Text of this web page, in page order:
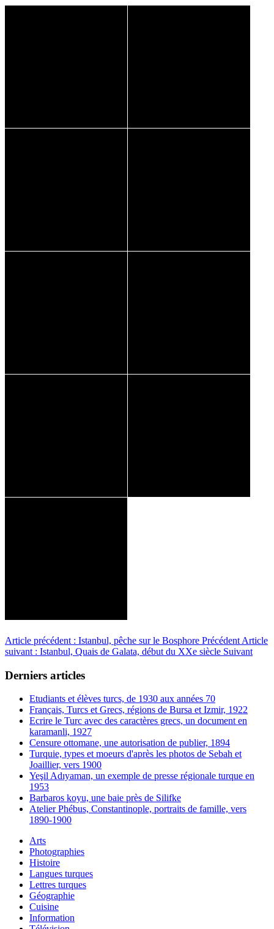
Article précédent : Istanbul, pêche sur le Bosphore Précédent Article
suivant : Istanbul, Quais de Galata, début du XXe siècle Suivant
Derniers articles
Etudiants et élèves turcs, de 1930 aux années 70
Français, Turcs et Grecs, régions de Bursa et Izmir, 1922
Ecrire le Turc avec des caractères grecs, un document en
karamanli, 1927
Censure ottomane, une autorisation de publier, 1894
Turquie, types et moeurs d'après les photos de Sebah et
Joaillier, vers 1900
Yeşil Adıyaman, un exemple de presse régionale turque en
1953
Barbaros koyu, une baie près de Silifke
Atelier Phébus, Constantinople, portraits de famille, vers
1890-1900
Arts
Photographies
Histoire
Langues turques
Lettres turques
Géographie
Cuisine
Information